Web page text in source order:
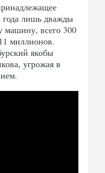
года лишь дважды
машину, всего 300
миллионов.
якобы
угрожая в